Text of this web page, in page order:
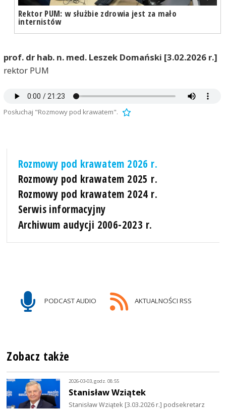
Rektor PUM: w służbie zdrowia jest za mało
internistów
prof. dr hab. n. med. Leszek Domański [3.02.2026 r.]
rektor PUM
Posłuchaj "Rozmowy pod krawatem".
Rozmowy pod krawatem 2026 r.
Rozmowy pod krawatem 2025 r.
Rozmowy pod krawatem 2024 r.
Serwis informacyjny
Archiwum audycji 2006-2023 r.
PODCAST AUDIO AKTUALNOŚCI RSS
Zobacz także
2026-03-03, godz. 08:55
Stanisław Wziątek
Stanisław Wziątek [3.03.2026 r.] podsekretarz